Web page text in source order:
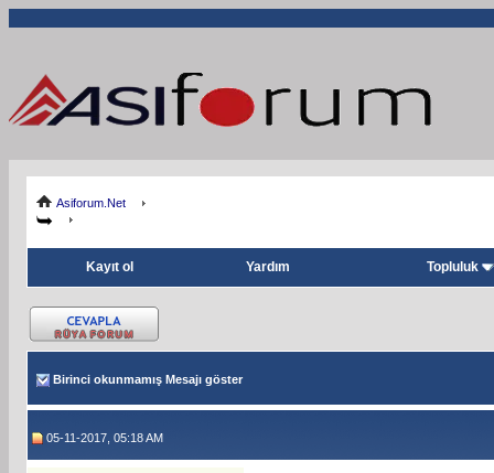
Asiforum.Net
Kayıt ol Yardım Topluluk
Birinci okunmamış Mesajı göster
05-11-2017, 05:18 AM